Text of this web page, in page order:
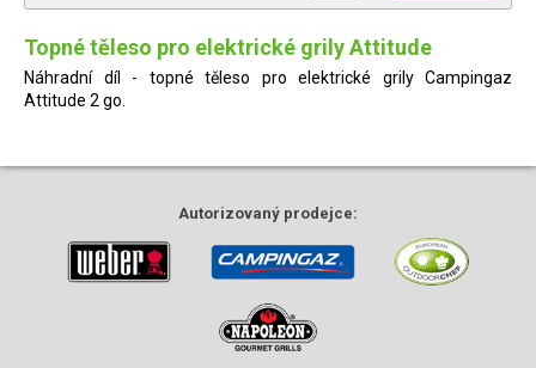
Topné těleso pro elektrické grily Attitude
Náhradní díl - topné těleso pro elektrické grily Campingaz
Attitude 2 go.
Autorizovaný prodejce: